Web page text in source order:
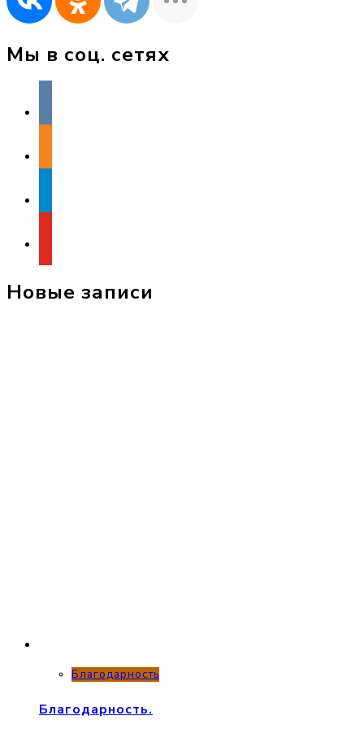
Мы в соц. сетях
Новые записи
Благодарность
Благодарность.